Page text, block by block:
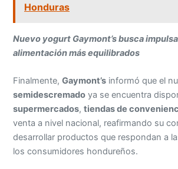
Honduras
Nuevo yogurt Gaymont’s busca
alimentación más equilibrados
Finalmente,Gaymont’s informó que el
semidescremado ya se encuentra
supermercados,tiendas de
venta a nivel nacional, reafirmando su
desarrollar productos que respondan a
los consumidores hondureños.